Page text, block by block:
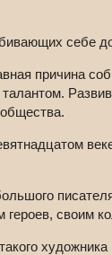
себе
причина
своим